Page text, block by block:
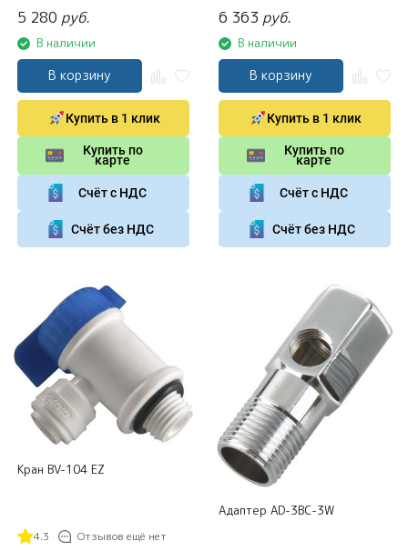
5 280 руб.
В наличии
В корзину
Купить в 1 клик
Купить по
карте
Счёт с НДС
Счёт без НДС
6 363 руб.
В наличии
В корзину
Купить в 1 клик
Купить по
карте
Счёт с НДС
Счёт без НДС
Кран BV-104 EZ
4.3 Отзывов ещё нет
Адаптер AD-3BC-3W